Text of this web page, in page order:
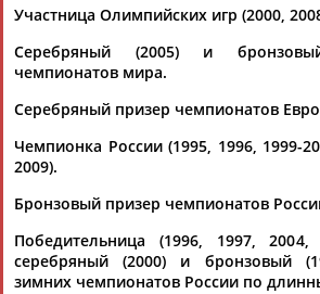
Участница Олимпийских игр (2000,
Серебряный (2005) и
чемпионатов мира.
Серебряный призер чемпионатов
Чемпионка России (1995, 1996, 1999-
2009).
Бронзовый призер чемпионатов
Победительница (1996, 1997,
серебряный (2000) и бронзовый
зимних чемпионатов России по